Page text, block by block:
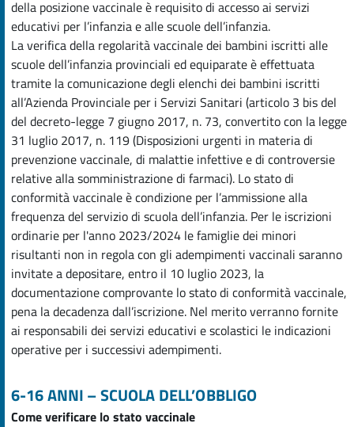
della posizione vaccinale è requisito di accesso ai servizi
educativi per l’infanzia e alle scuole dell’infanzia.
La verifica della regolarità vaccinale dei bambini iscritti alle
scuole dell’infanzia provinciali ed equiparate è effettuata
tramite la comunicazione degli elenchi dei bambini iscritti
all’Azienda Provinciale per i Servizi Sanitari (articolo 3 bis del
del decreto-legge 7 giugno 2017, n. 73, convertito con la legge
31 luglio 2017, n. 119 (Disposizioni urgenti in materia di
prevenzione vaccinale, di malattie infettive e di controversie
relative alla somministrazione di farmaci). Lo stato di
conformità vaccinale è condizione per l’ammissione alla
frequenza del servizio di scuola dell’infanzia. Per le iscrizioni
ordinarie per l'anno 2023/2024 le famiglie dei minori
risultanti non in regola con gli adempimenti vaccinali saranno
invitate a depositare, entro il 10 luglio 2023, la
documentazione comprovante lo stato di conformità vaccinale,
pena la decadenza dall’iscrizione. Nel merito verranno fornite
ai responsabili dei servizi educativi e scolastici le indicazioni
operative per i successivi adempimenti.
6-16 ANNI – SCUOLA DELL’OBBLIGO
Come verificare lo stato vaccinale